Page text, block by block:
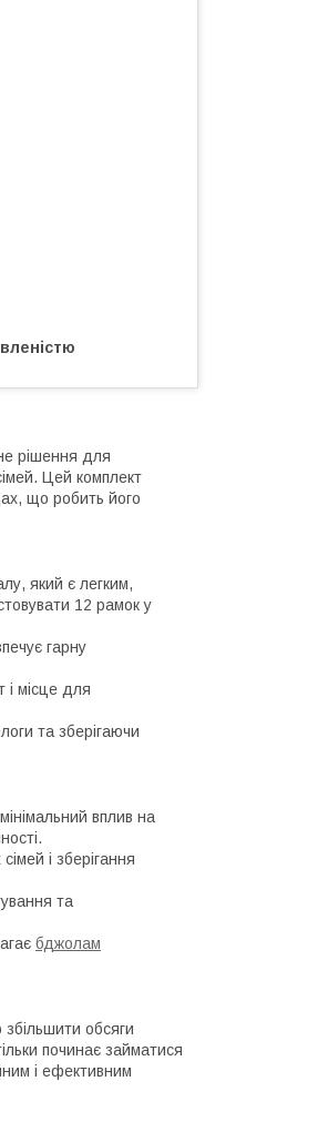
рішення для
Цей комплект
що робить його
який є легким,
12 рамок у
гарну
і місце для
та зберігаючи
вплив на
і зберігання
та
бджолам
збільшити обсяги
починає займатися
і ефективним